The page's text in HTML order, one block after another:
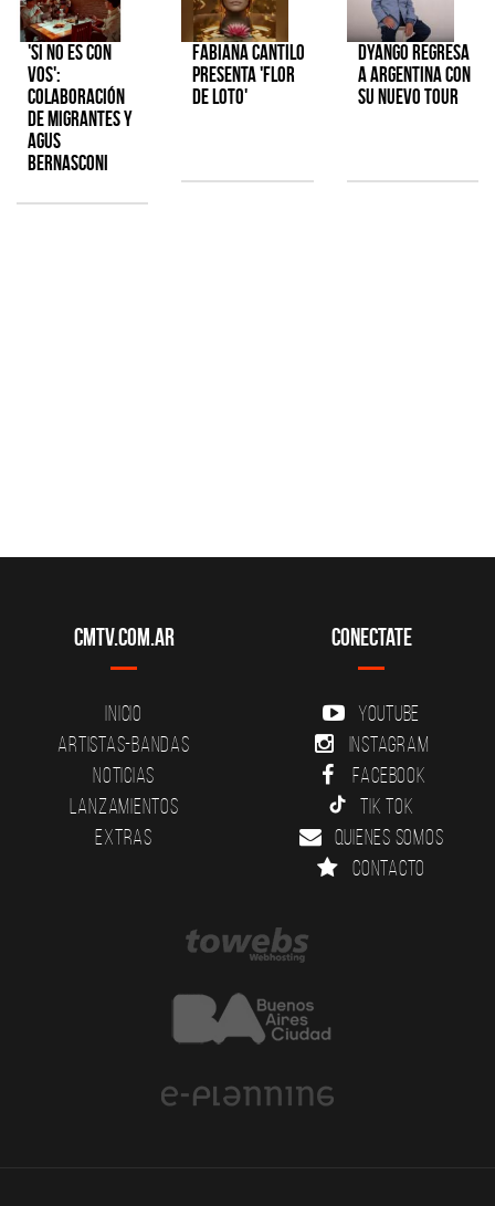
'Si No Es Con
Vos':
colaboración
de Migrantes y
Agus
Bernasconi
Fabiana Cantilo
presenta 'Flor
de Loto'
Dyango regresa
a Argentina con
su nuevo tour
CMTV.com.ar
Inicio
Artistas-Bandas
Noticias
Lanzamientos
Extras
Conectate
YouTube
Instagram
Facebook
Tik Tok
Quienes somos
Contacto